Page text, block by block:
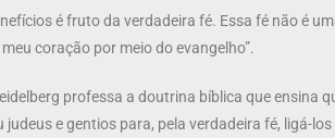
é fruto da verdadeira fé. Essa fé não é
coração por meio do evangelho”.
professa a doutrina bíblica que ensina
judeus e gentios para, pela verdadeira fé, ligá-